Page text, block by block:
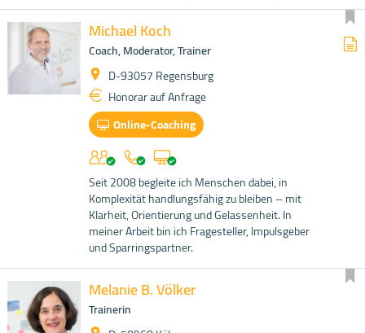
Michael Koch
Coach, Moderator, Trainer
D-93057 Regensburg
Honorar auf Anfrage
Online-Coaching
Seit 2008 begleite ich Menschen dabei, in
Komplexität handlungsfähig zu bleiben – mit
Klarheit, Orientierung und Gelassenheit. In
meiner Arbeit bin ich Fragesteller, Impulsgeber
und Sparringspartner.
Melanie B. Völker
Trainerin